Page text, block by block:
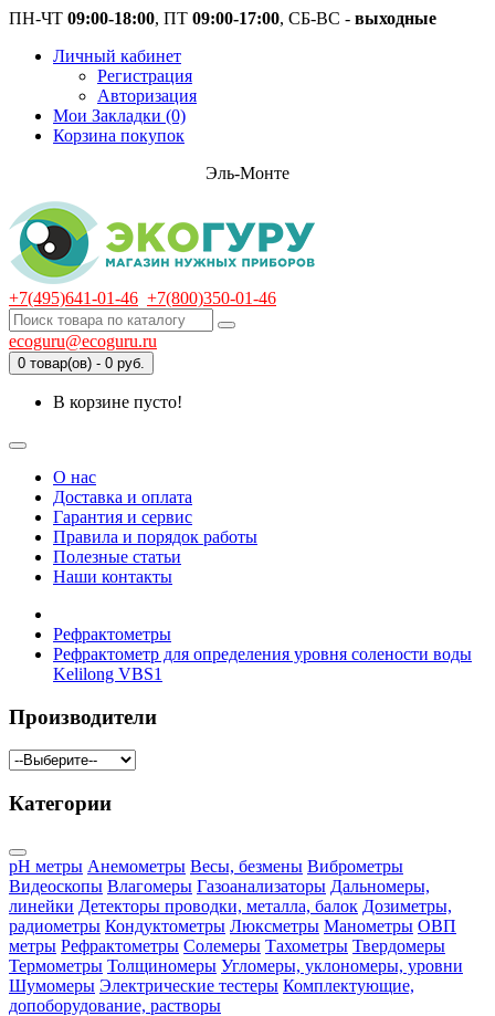
ПН-ЧТ 09:00-18:00, ПТ 09:00-17:00, СБ-ВС - выходные
Личный кабинет
Регистрация
Авторизация
Мои Закладки (0)
Корзина покупок
Эль-Монте
+7(495)641-01-46 +7(800)350-01-46
ecoguru@ecoguru.ru
0 товар(ов) - 0 руб.
В корзине пусто!
О нас
Доставка и оплата
Гарантия и сервис
Правила и порядок работы
Полезные статьи
Наши контакты
Рефрактометры
Рефрактометр для определения уровня солености воды
Kelilong VBS1
Производители
Категории
pH метры Анемометры Весы, безмены Виброметры
Видеоскопы Влагомеры Газоанализаторы Дальномеры,
линейки Детекторы проводки, металла, балок Дозиметры,
радиометры Кондуктометры Люксметры Манометры ОВП
метры Рефрактометры Солемеры Тахометры Твердомеры
Термометры Толщиномеры Угломеры, уклономеры, уровни
Шумомеры Электрические тестеры Комплектующие,
допоборудование, растворы